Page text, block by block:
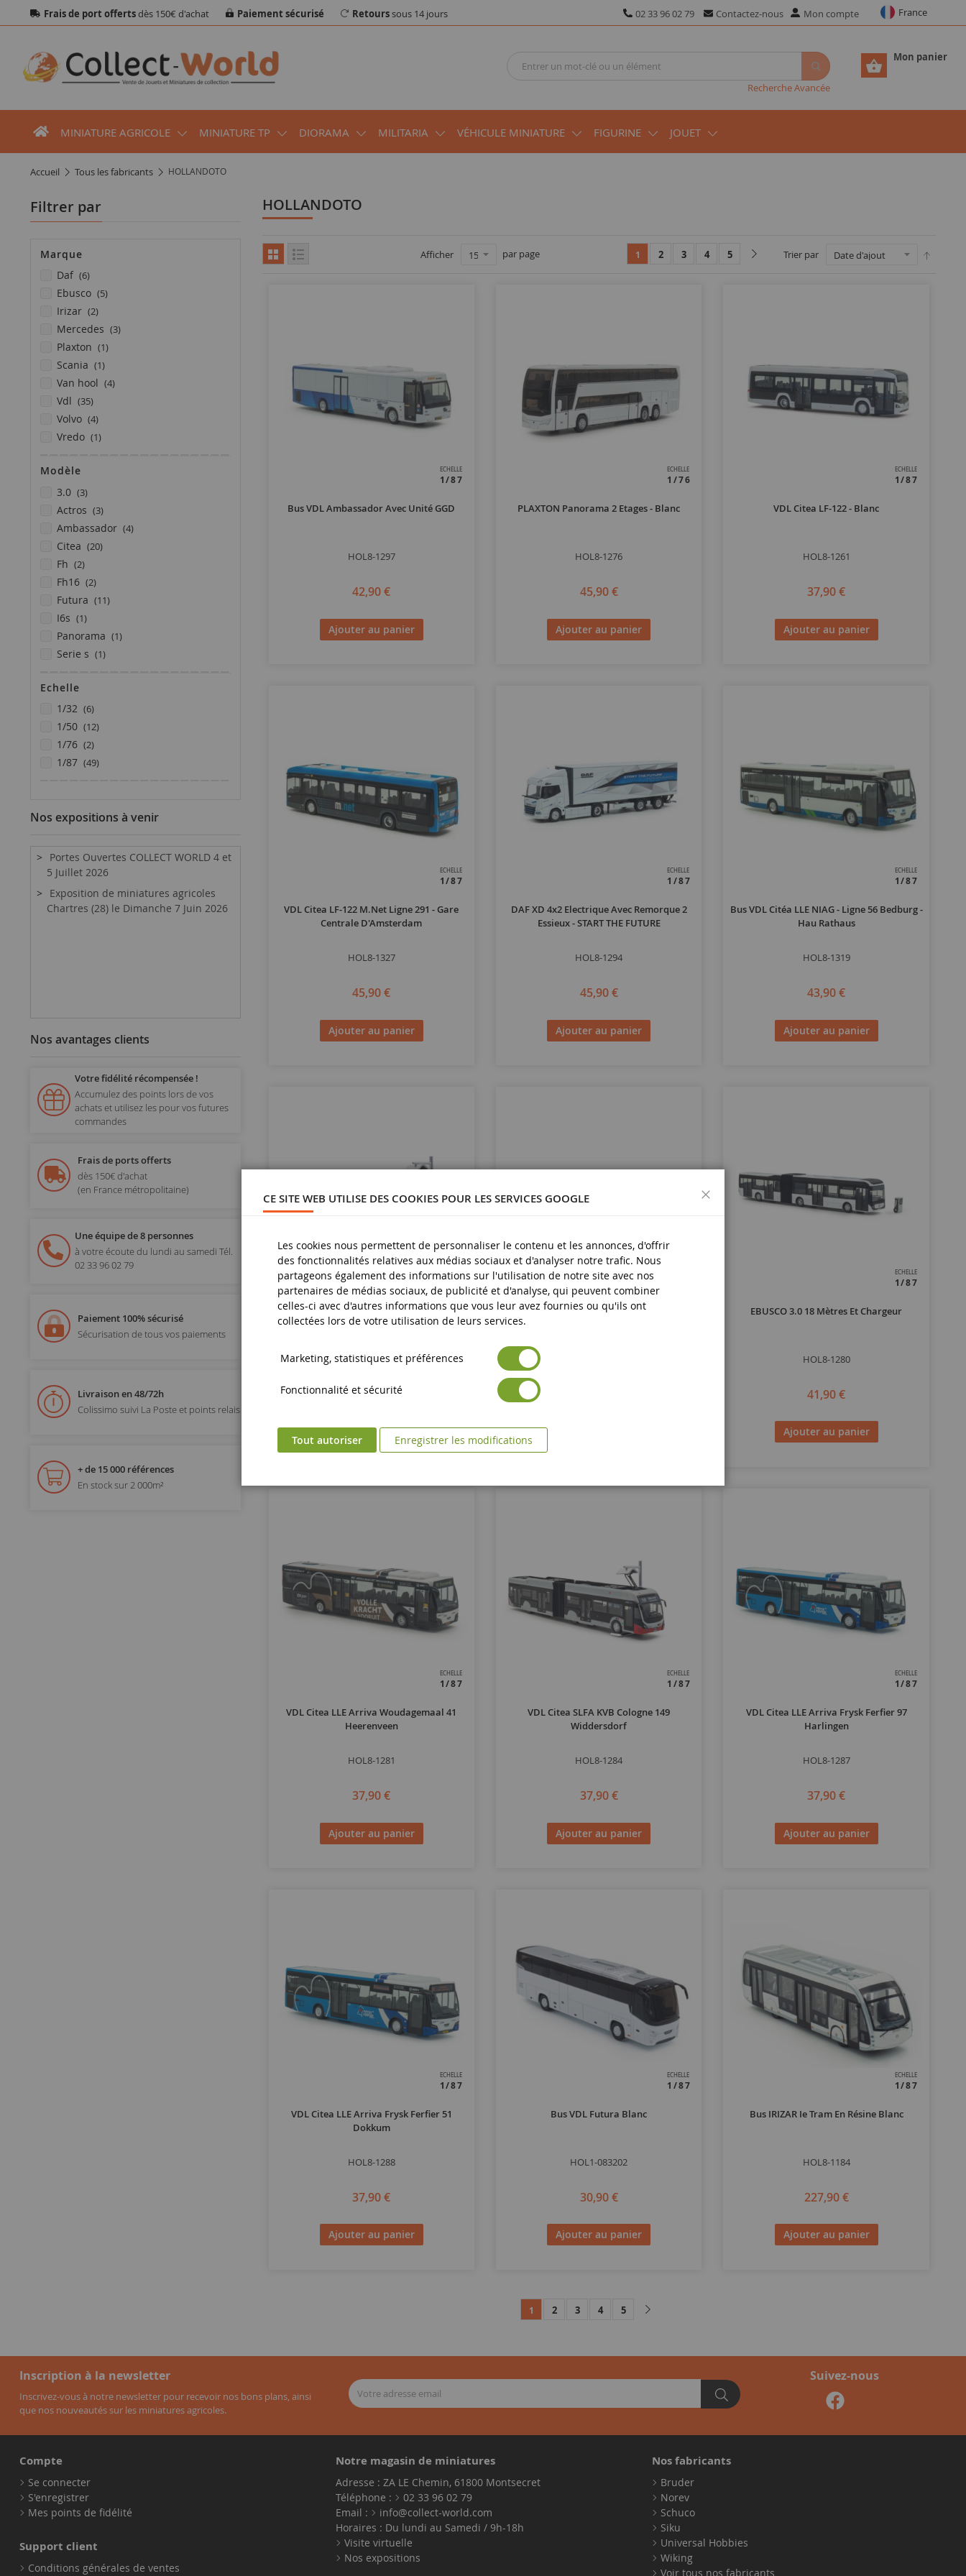
Frais de port offertsdès 150€ d'achat Paiement sécurisé Retourssous 14 jours 02 33 96 02 79 Contactez-nous Mon compte France
Mon panier
Recherche Avancée
MINIATURE AGRICOLE MINIATURE TP DIORAMA MILITARIA VÉHICULE MINIATURE FIGURINE JOUET
accueil tous les fabricants HOLLANDOTO
HOLLANDOTO
Trier par
Afficher par page 1 2 3 4 5
ECHELLE
1/87
Bus VDL Ambassador Avec Unité GGD
HOL8-1297
42,90 €
Ajouter au panier
ECHELLE
1/76
PLAXTON Panorama 2 Etages - Blanc
HOL8-1276
45,90 €
Ajouter au panier
ECHELLE
1/87
VDL Citea LF-122 - Blanc
HOL8-1261
37,90 €
Ajouter au panier
ECHELLE
1/87
VDL Citea LF-122 M.net Ligne 291 - Gare
Centrale D'Amsterdam
HOL8-1327
45,90 €
Ajouter au panier
ECHELLE
1/87
DAF XD 4x2 Electrique Avec Remorque 2
Essieux - START THE FUTURE
HOL8-1294
45,90 €
Ajouter au panier
ECHELLE
1/87
Bus VDL Citéa LLE NIAG - Ligne 56 Bedburg -
Hau Rathaus
HOL8-1319
43,90 €
Ajouter au panier
ECHELLE
1/87
VDL Citea SLFA KVB Cologne 141
Bocklemünd
HOL8-1225
37,90 €
Ajouter au panier
EBUSCO 3.0 18 Mètres
ECHELLE
1/87
EBUSCO 3.0 18 Mètres Et Chargeur
HOL8-1280
41,90 €
Ajouter au panier
ECHELLE
1/87
VDL Citea LLE Arriva Woudagemaal 41
Heerenveen
HOL8-1281
37,90 €
Ajouter au panier
ECHELLE
1/87
VDL Citea SLFA KVB Cologne 149
Widdersdorf
HOL8-1284
37,90 €
Ajouter au panier
ECHELLE
1/87
VDL Citea LLE Arriva Frysk Ferfier 97
Harlingen
HOL8-1287
37,90 €
Ajouter au panier
ECHELLE
1/87
VDL Citea LLE Arriva Frysk Ferfier 51
Dokkum
HOL8-1288
37,90 €
Ajouter au panier
ECHELLE
1/87
Bus VDL Futura Blanc
HOL1-083202
30,90 €
Ajouter au panier
ECHELLE
1/87
Bus IRIZAR Ie Tram En Résine Blanc
HOL8-1184
227,90 €
Ajouter au panier
1 2 3 4 5
Filtrer par
Marque
daf
6articles
ebusco 5articles
irizar 2articles
mercedes 3articles
plaxton 1article
scania 1article
van hool 4articles
vdl 35articles
volvo 4articles
vredo 1article
Modèle
3.0
3articles
actros 3articles
ambassador 4articles
citea 20articles
fh 2articles
fh16 2articles
futura 11articles
i6s 1article
panorama 1article
serie s 1article
2.2
aston 1
astromega
ie 1 article
mbg 1article
Echelle
1/32
6articles
1/50 12articles
1/76 2articles
1/87 49articles
Nos expositions à venir
Portes Ouvertes COLLECT WORLD 4 et
5 Juillet 2026
Exposition de miniatures agricoles
Chartres (28) le Dimanche 7 Juin 2026
Nos avantages clients
Votre fidélité récompensée !
Accumulez des points lors de vos
achats et utilisez les pour vos futures
commandes
Frais de ports offerts
dès 150€ d'achat
(en France métropolitaine)
Une équipe de 8 personnes
à votre écoute du lundi au samedi Tél.
02 33 96 02 79
Paiement 100% sécurisé
Sécurisation de tous vos paiements
Livraison en 48/72h
Colissimo suivi La Poste et points relais
+ de 15 000 références
En stock sur 2 000m²
Inscription à la newsletter
Inscrivez-vous à notre newsletter pour recevoir nos bons plans, ainsi
que nos nouveautés sur les miniatures agricoles.
Suivez-nous
Compte
Se connecter
S'enregistrer
Mes points de fidélité
Support client
Conditions générales de ventes
Notre magasin de miniatures
Adresse : ZA LE Chemin, 61800 Montsecret
Téléphone :
02 33 96 02 79
Email :
info@collect-world.com
Horaires : Du lundi au Samedi / 9h-18h
Visite virtuelle
Nos expositions
Nos fabricants
Bruder
Norev
Schuco
Siku
Universal Hobbies
Wiking
Voir tous nos fabricants
CE SITE WEB UTILISE DES COOKIES POUR LES SERVICES GOOGLE
Fermer
Les cookies nous permettent de personnaliser le contenu et les annonces, d'offrir
des fonctionnalités relatives aux médias sociaux et d'analyser notre trafic. Nous
partageons également des informations sur l'utilisation de notre site avec nos
partenaires de médias sociaux, de publicité et d'analyse, qui peuvent combiner
celles-ci avec d'autres informations que vous leur avez fournies ou qu'ils ont
collectées lors de votre utilisation de leurs services.
Marketing, statistiques et préférences
Fonctionnalité et sécurité
Tout autoriser Enregistrer les modifications